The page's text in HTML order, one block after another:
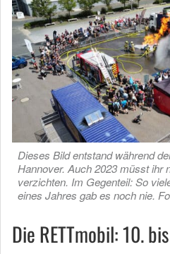
Dieses Bild entstand während
Hannover. Auch 2023 müsst ihr
verzichten. Im Gegenteil: So
eines Jahres gab es noch nie.
Die RETTmobil: 10.